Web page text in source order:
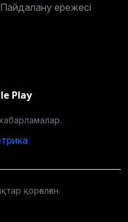
Пайдалану ережесі
Play
қорғалған.